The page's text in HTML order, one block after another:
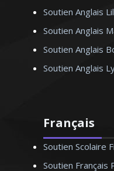
Soutien Anglais
Soutien Anglais
Soutien Anglais
Soutien Anglais
Français
Soutien Scolaire
Soutien Français